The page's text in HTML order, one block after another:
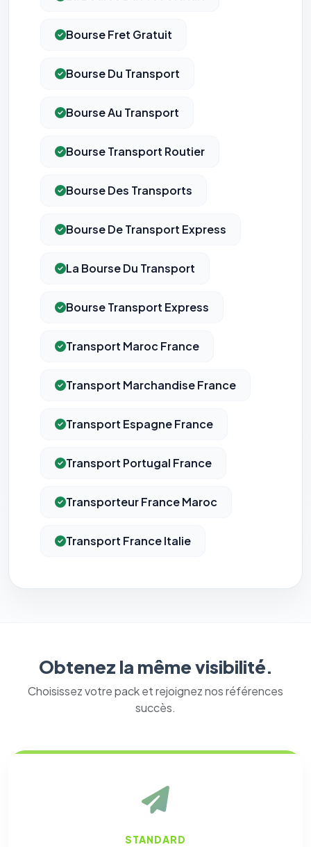
Bourse Fret Gratuit
Bourse Du Transport
Bourse Au Transport
Bourse Transport Routier
Bourse Des Transports
Bourse De Transport Express
La Bourse Du Transport
Bourse Transport Express
Transport Maroc France
Transport Marchandise France
Transport Espagne France
Transport Portugal France
Transporteur France Maroc
Transport France Italie
Obtenez la même visibilité.
Choisissez votre pack et rejoignez nos références
succès.
STANDARD